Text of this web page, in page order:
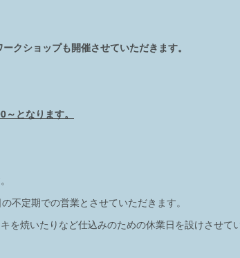
クショップも開催させていただきます。
となります。
不定期での営業とさせていただきます。
を焼いたりなど仕込みのための休業日を設けさせて